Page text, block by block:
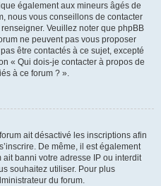
également aux mineurs âgés de
nous vous conseillons de contacter
Veuillez noter que phpBB
ne peuvent pas vous proposer
être contactés à ce sujet, excepté
« Qui dois-je contacter à propos de
à ce forum ? ».
ait désactivé les inscriptions afin
De même, il est également
banni votre adresse IP ou interdit
souhaitez utiliser. Pour plus
du forum.